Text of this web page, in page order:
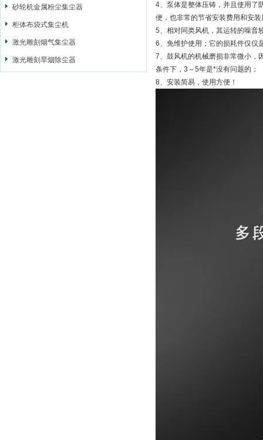
砂轮机金属粉尘集尘器
柜体布袋式集尘机
激光雕刻烟气集尘器
激光雕刻旱烟除尘器
4、泵体是整体压铸，并且使用了
便，也非常的节省安装费用和
5、相对同类风机，其运转的噪
6、免维护使用；它的损耗件仅
7、鼓风机的机械磨损非常微小，
条件下，3～5年是*没有问题的；
8、安装简易，使用方便！